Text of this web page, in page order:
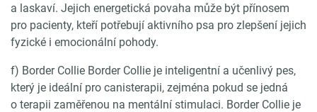
a laskaví. Jejich energetická povaha může být přínosem
pro pacienty, kteří potřebují aktivního psa pro zlepšení jejich
fyzické i emocionální pohody.
f) Border Collie Border Collie je inteligentní a učenlivý pes,
který je ideální pro canisterapii, zejména pokud se jedná
o terapii zaměřenou na mentální stimulaci. Border Collie je